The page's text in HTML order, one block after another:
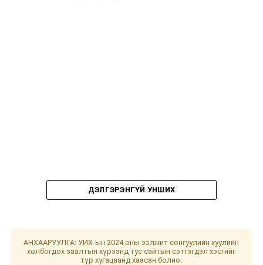
ДАРААХ МЭДЭЭ
Эрүүл мэндээ хамгаалж, эдийн засгаа сэргээх 10 их
наядын цогц төлөвлөгөө /№2/
ДЭЛГЭРЭНГҮЙ УНШИХ
АНХААРУУЛГА: УИХ-ын 2024 оны ээлжит сонгуулийн хуулийн
холбогдох заалтын хүрээнд тус сайтын сэтгэгдэл хэсгийг
түр хугацаанд хаасан болно.